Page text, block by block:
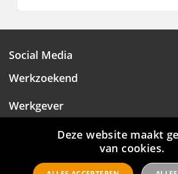
Werkgever
Over Hotelprofessionals
Deze website maakt
van cookies.